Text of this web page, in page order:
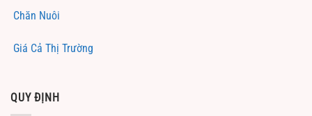
Chăn Nuôi
Giá Cả Thị Trường
QUY ĐỊNH